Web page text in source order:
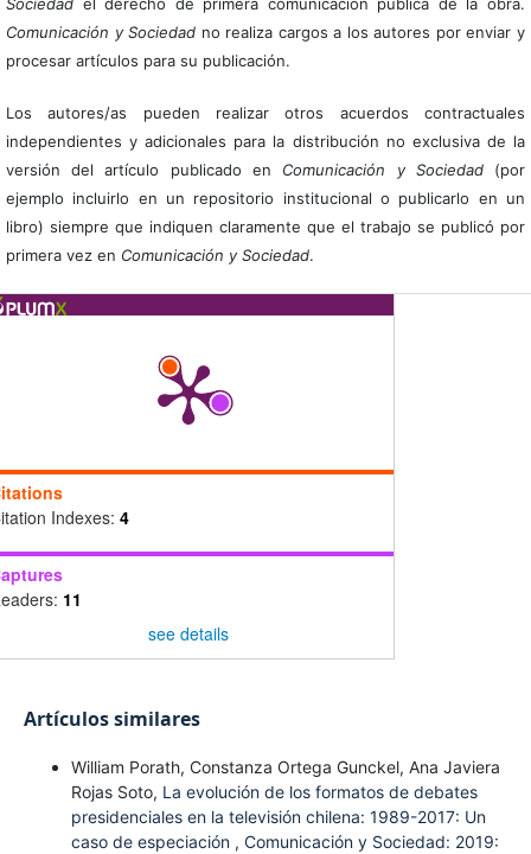
Comunicación y Sociedad no realiza cargos a los autores por enviar y
procesar artículos para su publicación.
Los autores/as pueden realizar otros acuerdos contractuales
independientes y adicionales para la distribución no exclusiva de la
versión del artículo publicado en Comunicación y Sociedad(por
ejemplo incluirlo en un repositorio institucional o publicarlo en un
libro) siempre que indiquen claramente que el trabajo se publicó por
primera vez en Comunicación y Sociedad.
Indexes: 4
11
see details
Artículos similares
William Porath, Constanza Ortega Gunckel, Ana Javiera
Rojas Soto, La evolución de los formatos de debates
presidenciales en la televisión chilena: 1989-2017: Un
caso de especiación , Comunicación y Sociedad: 2019: